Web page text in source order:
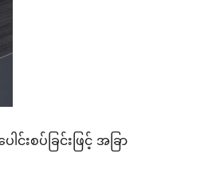
စပ်ခြင်းဖြင့် အခြာ